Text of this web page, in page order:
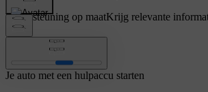
Ondersteuning op maatKrijg relevante
auto.
Je auto met een hulpaccu starten